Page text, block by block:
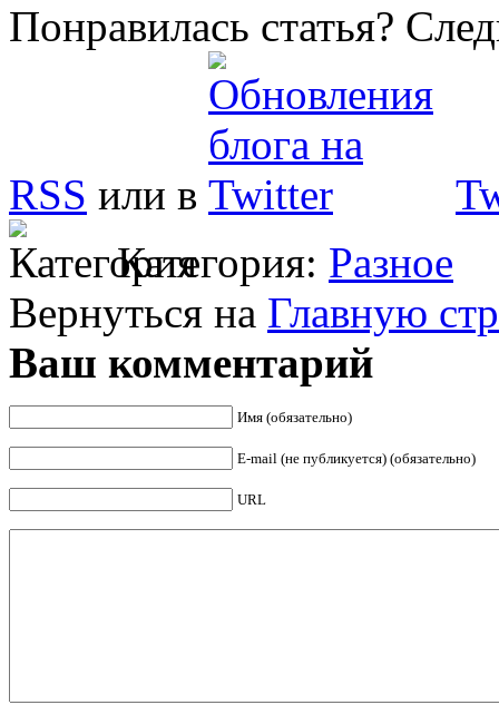
Понравилась статья?
RSS или в
Категория: Разное
Вернуться на Главную
Ваш комментарий
Имя (обязательно)
E-mail (не публикуется) (обязательно)
URL